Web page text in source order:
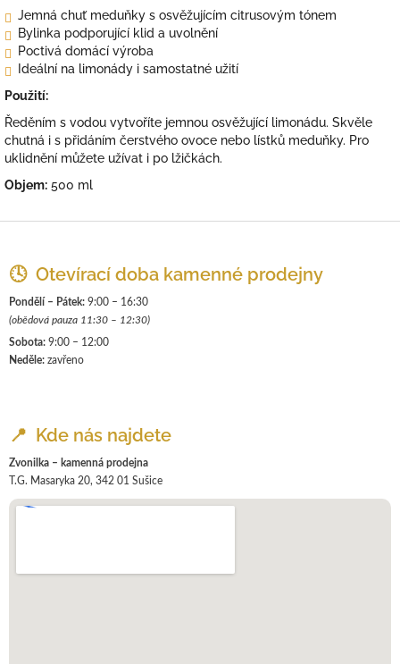
Jemná chuť meduňky s osvěžujícím citrusovým tónem
Bylinka podporující klid a uvolnění
Poctivá domácí výroba
Ideální na limonády i samostatné užití
Použití:
Ředěním s vodou vytvoříte jemnou osvěžující limonádu. Skvěle
chutná i s přidáním čerstvého ovoce nebo lístků meduňky. Pro
uklidnění můžete užívat i po lžičkách.
Objem: 500 ml
🕓 Otevírací doba kamenné prodejny
Pondělí – Pátek: 9:00 – 16:30
(obědová pauza 11:30 – 12:30)
Sobota: 9:00 – 12:00
Neděle: zavřeno
📍 Kde nás najdete
Zvonilka – kamenná prodejna
T.G. Masaryka 20, 342 01 Sušice